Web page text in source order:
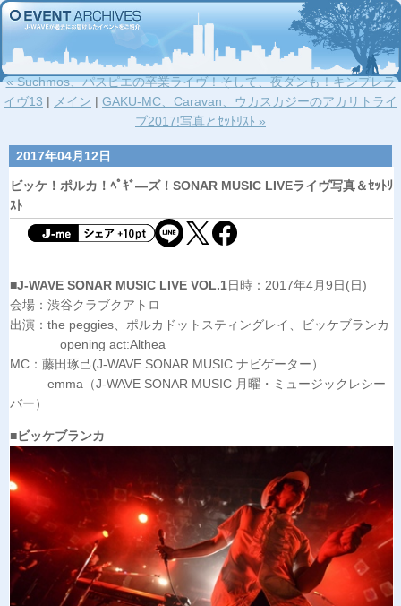
« Suchmos、パスピエの卒業ライヴ！そして、夜ダンも！キンプレラ
イヴ13 | メイン | GAKU-MC、Caravan、ウカスカジーのアカリトライ
ブ2017!写真とｾｯﾄﾘｽﾄ »
2017年04月12日
ビッケ！ポルカ！ﾍﾟｷﾞ―ズ！SONAR MUSIC LIVEライヴ写真＆ｾｯﾄﾘ
ｽﾄ
■J-WAVE SONAR MUSIC LIVE VOL.1日時：2017年4月9日(日)
会場：渋谷クラブクアトロ
出演：the peggies、ポルカドットスティングレイ、ビッケブランカ
opening act:Althea
MC：藤田琢己(J-WAVE SONAR MUSIC ナビゲーター）
emma（J-WAVE SONAR MUSIC 月曜・ミュージックレシー
バー）
■ビッケブランカ